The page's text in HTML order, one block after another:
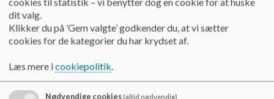
Herefter tager præsten kontakt til hjemmet i marts samme forår,
som eleven skal konfirmeres.
Konfirmationsforberedelsen tilpasses elevernes
forløbet i et samarbejde med kontaktlærerne. Størrelsen på
konfirmandholdet varierer fra år til år.
dit valg.
Klikker du på ’Gem valgte’ godkender du, at vi sætter
cookies for de kategorier du har krydset af.
Læs mere icookiepolitik.
Nødvendige cookies(altid nødvendig)